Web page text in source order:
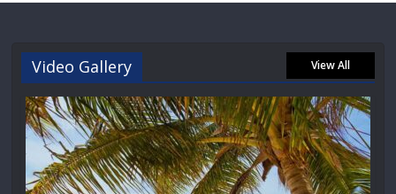
Video Gallery View All